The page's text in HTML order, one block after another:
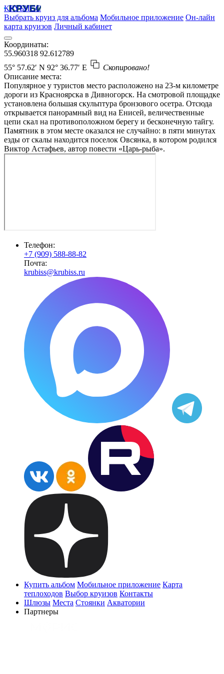
КРУБИСС
Выбрать круиз для альбома Мобильное приложение Он-лайн
карта круизов Личный кабинет
Координаты:
55.960318 92.612789
55° 57.62′ N 92° 36.77′ E
Скопировано!
Описание места:
Популярное у туристов место расположено на 23-м километре
дороги из Красноярска в Дивногорск. На смотровой площадке
установлена большая скульптура бронзового осетра. Отсюда
открывается панорамный вид на Енисей, величественные
цепи скал на противоположном берегу и бесконечную тайгу.
Памятник в этом месте оказался не случайно: в пяти минутах
езды от скалы находится поселок Овсянка, в котором родился
Виктор Астафьев, автор повести «Царь-рыба».
Телефон:
+7 (909) 588-88-82
Почта:
krubiss@krubiss.ru
Купить альбом Мобильное приложение Карта
теплоходов Выбор круизов Контакты
Шлюзы Места Стоянки Акватории
Партнеры